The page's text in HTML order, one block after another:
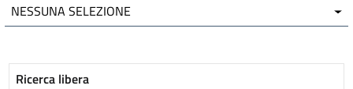
NESSUNA SELEZIONE
Ricerca libera